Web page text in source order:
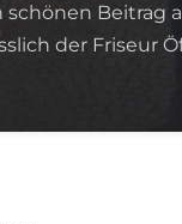
schönen Beitrag
der Friseur